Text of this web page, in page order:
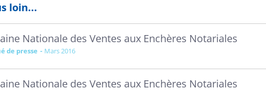
loin...
Nationale des Ventes aux Enchères Notariales
de presse mars 2016
Nationale des Ventes aux Enchères Notariales